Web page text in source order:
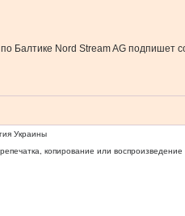
Балтике Nord Stream AG
Украины
копирование или